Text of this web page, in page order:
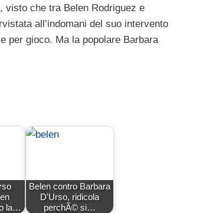
visto che tra Belen Rodriguez e
all’indomani del suo intervento
per gioco. Ma la popolare Barbara
la…
Belen contro Barbara
D'Urso, ridicola
perchÃ© si…